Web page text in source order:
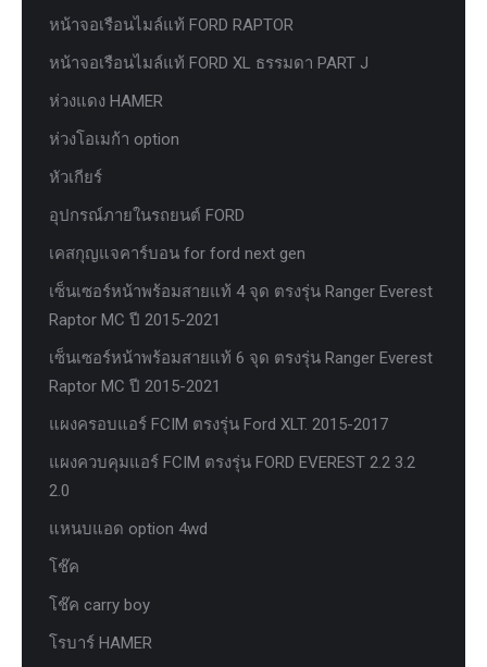
หน้าจอเรือนไมล์แท้ FORD RAPTOR
หน้าจอเรือนไมล์แท้ FORD XL ธรรมดา PART J
ห่วงแดง HAMER
ห่วงโอเมก้า option
หัวเกียร์
อุปกรณ์ภายในรถยนต์ FORD
เคสกุญแจคาร์บอน for ford next gen
เซ็นเซอร์หน้าพร้อมสายแท้ 4 จุด ตรงรุ่น Ranger Everest
Raptor MC ปี 2015-2021
เซ็นเซอร์หน้าพร้อมสายแท้ 6 จุด ตรงรุ่น Ranger Everest
Raptor MC ปี 2015-2021
แผงครอบแอร์ FCIM ตรงรุ่น Ford XLT. 2015-2017
แผงควบคุมแอร์ FCIM ตรงรุ่น FORD EVEREST 2.2 3.2
2.0
แหนบแอด option 4wd
โช๊ค
โช๊ค carry boy
โรบาร์ HAMER